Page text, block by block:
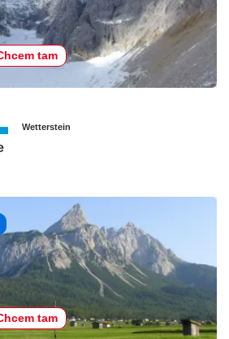
tam
Wetterstein
tam